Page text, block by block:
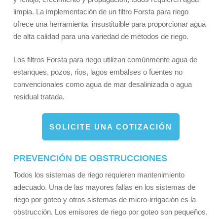
limpia. La implementación de un filtro Forsta para riego
ofrece una herramienta insustituible para proporcionar agua
de alta calidad para una variedad de métodos de riego.
Los filtros Forsta para riego utilizan comúnmente agua de
estanques, pozos, rios, lagos embalses o fuentes no
convencionales como agua de mar desalinizada o agua
residual tratada.
SOLICITE UNA COTIZACIÓN
PREVENCIÓN DE OBSTRUCCIONES
Todos los sistemas de riego requieren mantenimiento
adecuado. Una de las mayores fallas en los sistemas de
riego por goteo y otros sistemas de micro-irrigación es la
obstrucción. Los emisores de riego por goteo son pequeños,